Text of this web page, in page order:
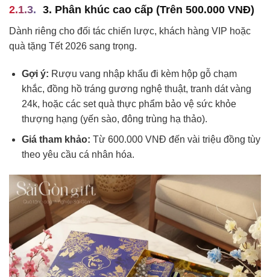
3. Phân khúc cao cấp (Trên 500.000 VNĐ)
Dành riêng cho đối tác chiến lược, khách hàng VIP hoặc
quà tặng Tết 2026 sang trọng.
Gợi ý: Rượu vang nhập khẩu đi kèm hộp gỗ chạm
khắc, đồng hồ tráng gương nghệ thuật, tranh dát vàng
24k, hoặc các set quà thực phẩm bảo vệ sức khỏe
thượng hạng (yến sào, đông trùng hạ thảo).
Giá tham khảo: Từ 600.000 VNĐ đến vài triệu đồng tùy
theo yêu cầu cá nhân hóa.